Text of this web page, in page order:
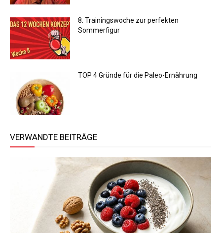
8. Trainingswoche zur perfekten
Sommerfigur
TOP 4 Gründe für die Paleo-Ernährung
VERWANDTE BEITRÄGE